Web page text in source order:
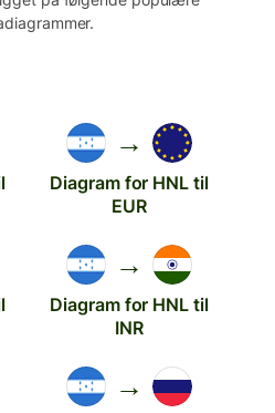
→
Diagram for HNL til
EUR
→
Diagram for HNL til
INR
→